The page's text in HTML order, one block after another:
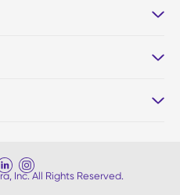
Inc. All Rights Reserved.